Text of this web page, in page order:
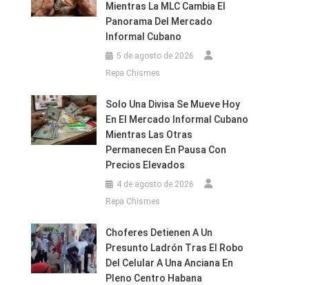
Mientras La MLC Cambia El
Panorama Del Mercado
Informal Cubano
5 de agosto de 2026
Repa Chismes
Solo Una Divisa Se Mueve Hoy
En El Mercado Informal Cubano
Mientras Las Otras
Permanecen En Pausa Con
Precios Elevados
4 de agosto de 2026
Repa Chismes
Choferes Detienen A Un
Presunto Ladrón Tras El Robo
Del Celular A Una Anciana En
Pleno Centro Habana